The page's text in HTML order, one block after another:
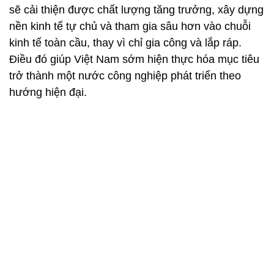
sẽ cải thiện được chất lượng tăng trưởng, xây dựng
nền kinh tế tự chủ và tham gia sâu hơn vào chuỗi
kinh tế toàn cầu, thay vì chỉ gia công và lắp ráp.
Điều đó giúp Việt Nam sớm hiện thực hóa mục tiêu
trở thành một nước công nghiệp phát triển theo
hướng hiện đại.